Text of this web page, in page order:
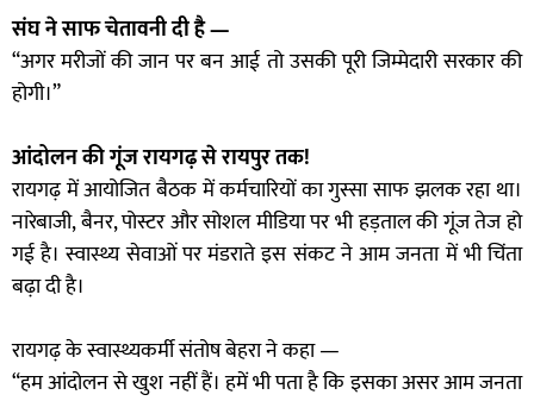
संघ ने साफ चेतावनी दी है —
“अगर मरीजों की जान पर बन आई तो उसकी पूरी जिम्मेदारी सरकार की
होगी।”
आंदोलन की गूंज रायगढ़ से रायपुर तक!
रायगढ़ में आयोजित बैठक में कर्मचारियों का गुस्सा साफ झलक रहा था।
नारेबाजी, बैनर, पोस्टर और सोशल मीडिया पर भी हड़ताल की गूंज तेज हो
गई है। स्वास्थ्य सेवाओं पर मंडराते इस संकट ने आम जनता में भी चिंता
बढ़ा दी है।
रायगढ़ के स्वास्थ्यकर्मी संतोष बेहरा ने कहा —
“हम आंदोलन से खुश नहीं हैं। हमें भी पता है कि इसका असर आम जनता